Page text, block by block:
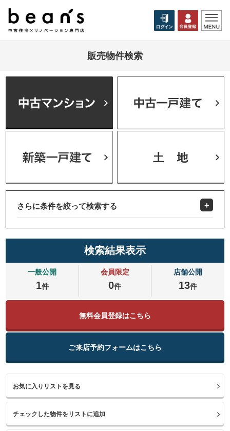
販売物件検索
さらに条件を絞って検索する
検索結果表示
一般公開
1件
会員限定
0件
店舗公開
13件
無料会員登録はこちら
ご来店予約フォームはこちら
お気に入りリストを見る